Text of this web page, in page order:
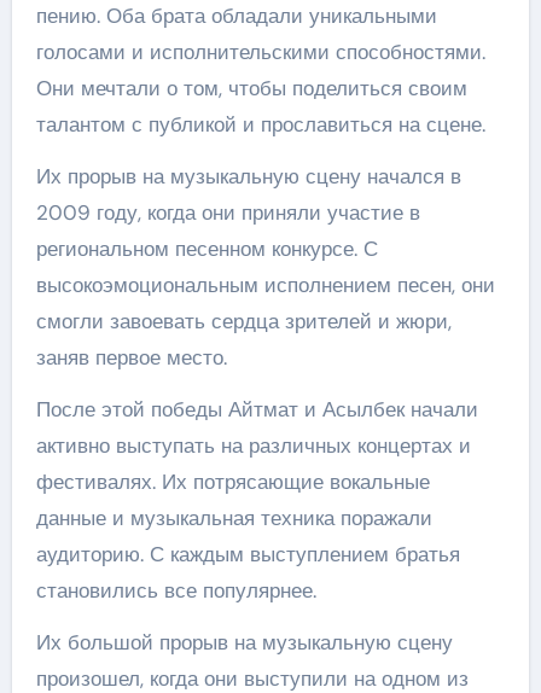
пению. Оба брата обладали уникальными
голосами и исполнительскими способностями.
Они мечтали о том, чтобы поделиться своим
талантом с публикой и прославиться на сцене.
Их прорыв на музыкальную сцену начался в
2009 году, когда они приняли участие в
региональном песенном конкурсе. С
высокоэмоциональным исполнением песен, они
смогли завоевать сердца зрителей и жюри,
заняв первое место.
После этой победы Айтмат и Асылбек начали
активно выступать на различных концертах и
фестивалях. Их потрясающие вокальные
данные и музыкальная техника поражали
аудиторию. С каждым выступлением братья
становились все популярнее.
Их большой прорыв на музыкальную сцену
произошел, когда они выступили на одном из